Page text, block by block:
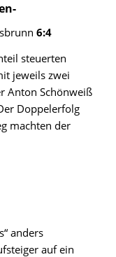
6:4
steuerten
jeweils zwei
Anton Schönweiß
Doppelerfolg
machten der
anders
auf ein